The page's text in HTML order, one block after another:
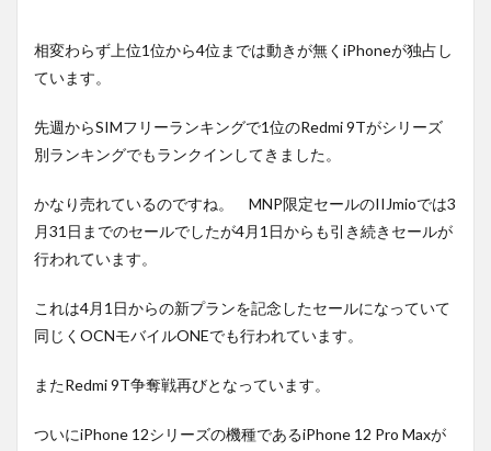
相変わらず上位1位から4位までは動きが無くiPhoneが独占し
ています。
先週からSIMフリーランキングで1位のRedmi 9Tがシリーズ
別ランキングでもランクインしてきました。
かなり売れているのですね。 MNP限定セールのIIJmioでは3
月31日までのセールでしたが4月1日からも引き続きセールが
行われています。
これは4月1日からの新プランを記念したセールになっていて
同じくOCNモバイルONEでも行われています。
またRedmi 9T争奪戦再びとなっています。
ついにiPhone 12シリーズの機種であるiPhone 12 Pro Maxが